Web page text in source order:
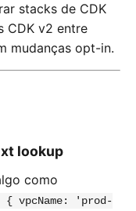
stacks de CDK
CDK v2 entre
mudanças opt-in.
lookup
como
vpcName: 'prod-